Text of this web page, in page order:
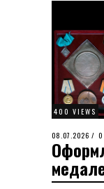
400 VIEWS
POSTED
ON
08.07.2026